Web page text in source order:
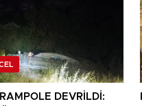
DEVRİLDİ: